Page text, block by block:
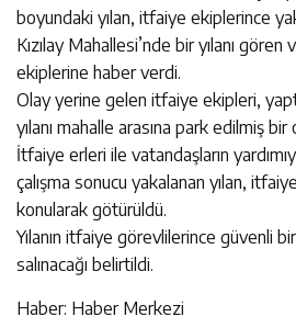
boyundaki yılan, itfaiye ekiplerince
Kızılay Mahallesi’nde bir yılanı
ekiplerine haber verdi.
Olay yerine gelen itfaiye ekipleri,
yılanı mahalle arasına park edilmiş
İtfaiye erleri ile vatandaşların
çalışma sonucu yakalanan yılan,
konularak götürüldü.
Yılanın itfaiye görevlilerince güvenli
salınacağı belirtildi.
Haber: Haber Merkezi